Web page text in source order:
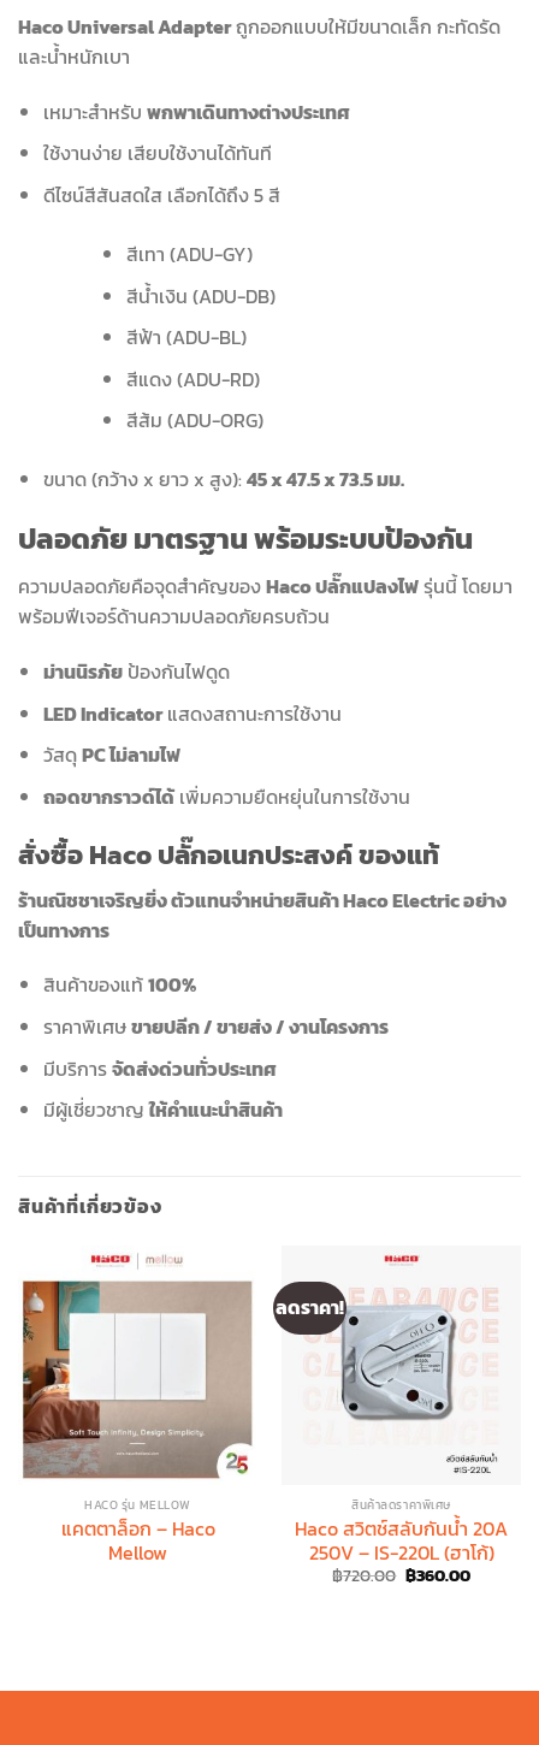
Haco Universal Adapterถูกออกแบบให้มีขนาดเล็ก กะทัดรัด
และน้ำหนักเบา
เหมาะสำหรับ พกพาเดินทางต่างประเทศ
ใช้งานง่าย เสียบใช้งานได้ทันที
ดีไซน์สีสันสดใส เลือกได้ถึง 5 สี
สีเทา (ADU-GY)
สีน้ำเงิน (ADU-DB)
สีฟ้า (ADU-BL)
สีแดง (ADU-RD)
สีส้ม (ADU-ORG)
ขนาด (กว้าง x ยาว x สูง): 45 x 47.5 x 73.5 มม.
ปลอดภัย มาตรฐาน พร้อมระบบป้องกัน
ความปลอดภัยคือจุดสำคัญของHaco ปลั๊กแปลงไฟรุ่นนี้ โดยมา
พร้อมฟีเจอร์ด้านความปลอดภัยครบถ้วน
ม่านนิรภัยป้องกันไฟดูด
LED Indicatorแสดงสถานะการใช้งาน
วัสดุPC ไม่ลามไฟ
ถอดขากราวด์ได้เพิ่มความยืดหยุ่นในการใช้งาน
สั่งซื้อ Haco ปลั๊กอเนกประสงค์ ของแท้
ร้านณิชชาเจริญยิ่ง ตัวแทนจำหน่ายสินค้า Haco Electric อย่าง
เป็นทางการ
สินค้าของแท้100%
ราคาพิเศษขายปลีก / ขายส่ง / งานโครงการ
มีบริการจัดส่งด่วนทั่วประเทศ
มีผู้เชี่ยวชาญให้คำแนะนำสินค้า
สินค้าที่เกี่ยวข้อง
HACO รุ่น MELLOW
แคตตาล็อก – Haco
Mellow
ลดราคา!
สินค้าลดราคาพิเศษ
Haco สวิตช์สลับกันน้ำ 20A
250V – IS-220L (ฮาโก้)
฿720.00 Original
price
฿360.00Current